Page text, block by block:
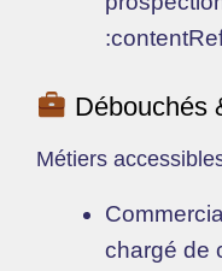
Débouchés
Métiers
chargé de